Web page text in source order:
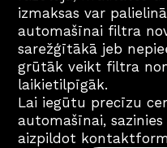
izmaksas var
automašīnai filtra
sarežģītākā jeb
grūtāk veikt filtra
laikietilpīgāk.
Lai iegūtu precīzu
automašīnai,
aizpildot